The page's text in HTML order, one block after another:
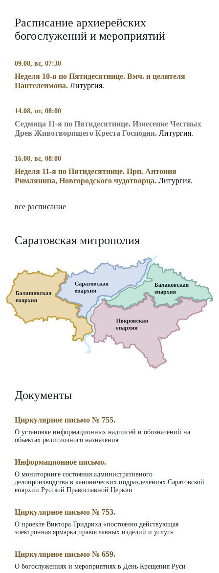
Расписание архиерейских
богослужений и мероприятий
09.08, вс, 07:30
Неделя 10-я по Пятидесятнице. Вмч. и целителя
Пантелеимона. Литургия.
14.08, пт, 08:00
Седмица 11-я по Пятидесятнице. Изнесение Честных
Древ Животворящего Креста Господня. Литургия.
16.08, вс, 08:00
Неделя 11-я по Пятидесятнице. Прп. Антония
Римлянина, Новгородского чудотворца. Литургия.
все расписание
Документы
Циркулярное письмо № 755.
О установке информационных надписей и обозначений на
объектах религиозного назначения
Информационное письмо.
О мониторинге состояния административного
делопроизводства в канонических подразделениях Саратовской
епархии Русской Православной Церкви
Циркулярное письмо № 753.
О проекте Виктора Тридриха «постоянно действующая
электронная ярмарка православных изделий и услуг»
Циркулярное письмо № 659.
О богослужениях и мероприятиях в День Крещения Руси
Саратовская митрополия